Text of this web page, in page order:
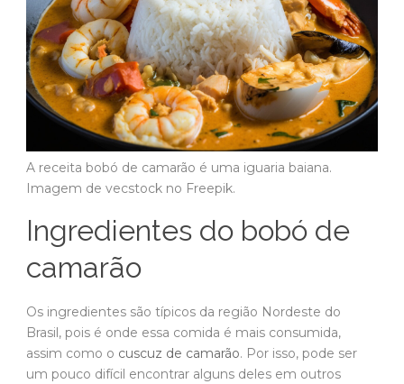
A receita bobó de camarão é uma iguaria baiana.
Imagem de vecstock no Freepik.
Ingredientes do bobó de
camarão
Os ingredientes são típicos da região Nordeste do
Brasil, pois é onde essa comida é mais consumida,
assim como o cuscuz de camarão. Por isso, pode ser
um pouco difícil encontrar alguns deles em outros